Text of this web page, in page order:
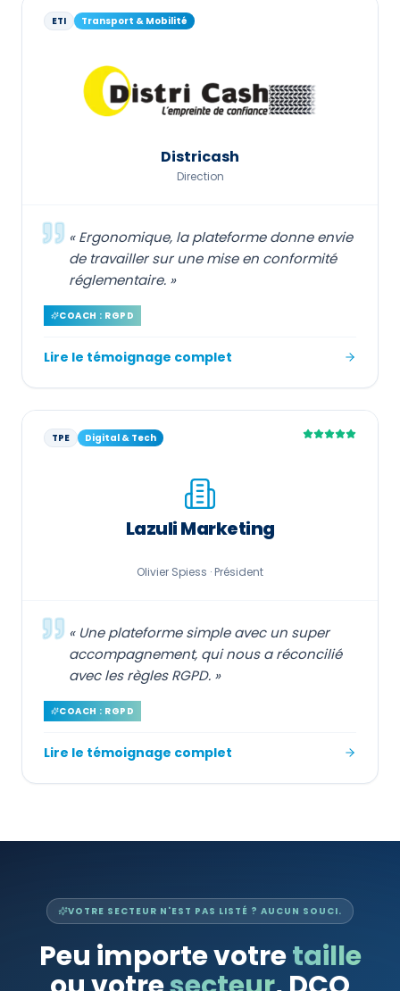
ETI Transport & Mobilité
Districash
Direction
«Ergonomique, la plateforme donne envie
de travailler sur une mise en conformité
réglementaire. »
COACH : RGPD
Lire le témoignage complet
TPE Digital & Tech
Lazuli Marketing
Olivier Spiess · Président
« Une plateforme simple avec un super
accompagnement, qui nous a réconcilié
avec les règles RGPD. »
COACH : RGPD
Lire le témoignage complet
VOTRE SECTEUR N'EST PAS LISTÉ ? AUCUN SOUCI.
Peu importe votretaille